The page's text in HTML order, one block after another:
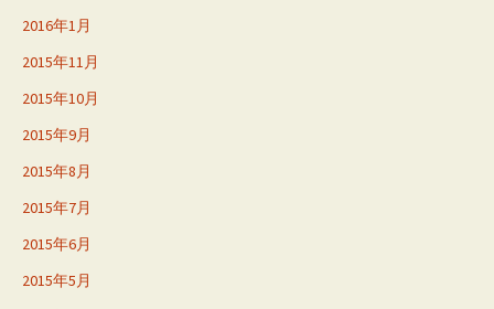
2016年1月
2015年11月
2015年10月
2015年9月
2015年8月
2015年7月
2015年6月
2015年5月